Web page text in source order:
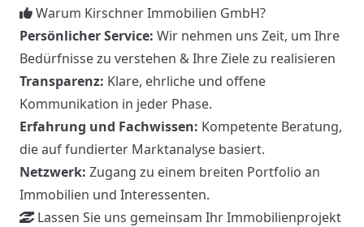
Warum Kirschner Immobilien GmbH?
Persönlicher Service: Wir nehmen uns Zeit, um Ihre
Bedürfnisse zu verstehen & Ihre Ziele zu realisieren
Transparenz: Klare, ehrliche und offene
Kommunikation in jeder Phase.
Erfahrung und Fachwissen: Kompetente Beratung,
die auf fundierter Marktanalyse basiert.
Netzwerk: Zugang zu einem breiten Portfolio an
Immobilien und Interessenten.
Lassen Sie uns gemeinsam Ihr Immobilienprojekt